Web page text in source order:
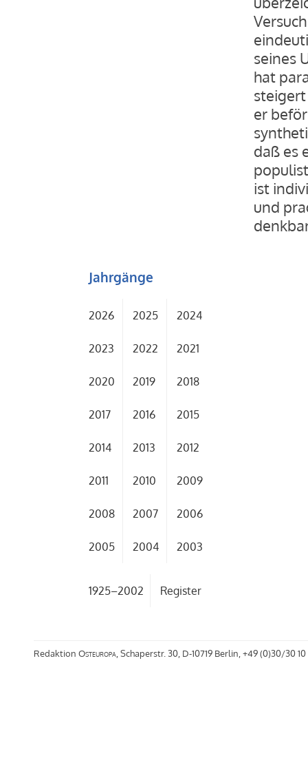
seines
hat
er
daß es
ist
und
Jahrgänge
2026 2025 2024
2023 2022 2021
2020 2019 2018
2017 2016 2015
2014 2013 2012
2011 2010 2009
2008 2007 2006
2005 2004 2003
1925–2002 Register
Redaktion Osteuropa, Schaperstr. 30, D-10719 Berlin, +49 (0)30/30